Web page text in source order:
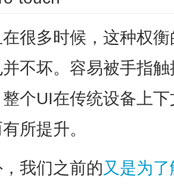
很多时候，这种权
不坏。容易被手指
个UI在传统设备上
所提升。
我们之前的又是为